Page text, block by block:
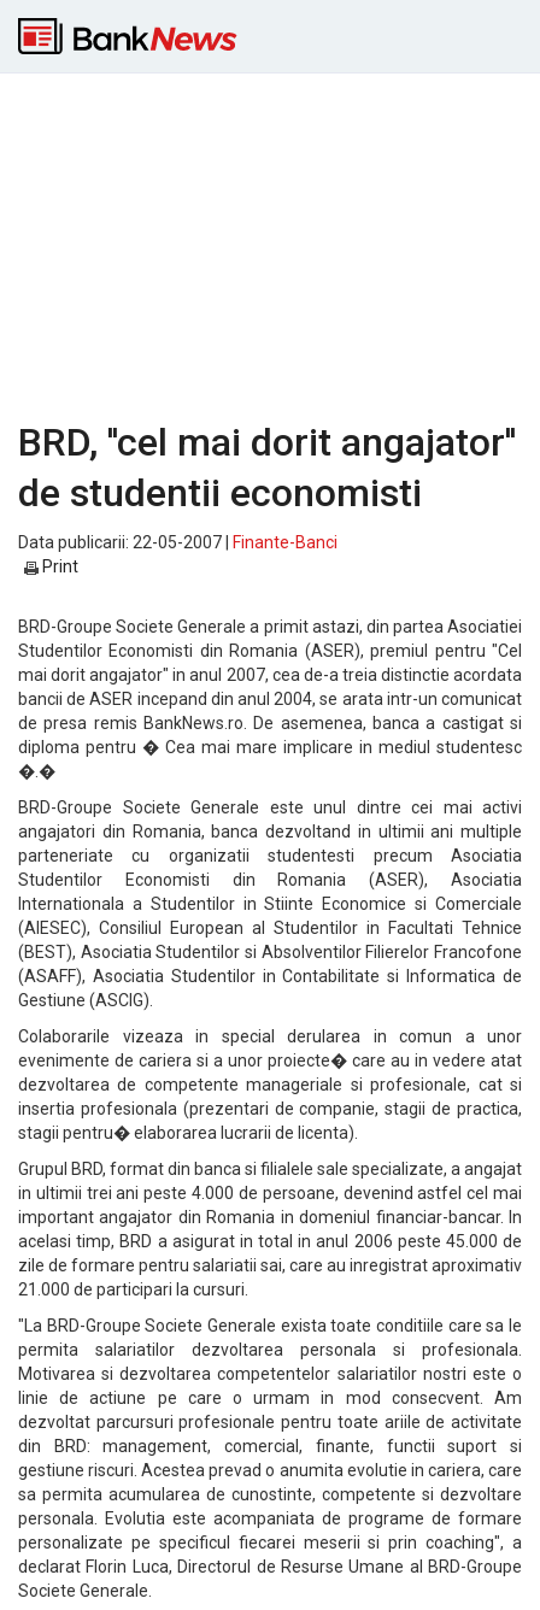
BRD, ''cel mai dorit angajator''
de studentii economisti
Data publicarii: 22-05-2007 |
Finante-Banci
Print
BRD-Groupe Societe Generale a primit astazi, din partea Asociatiei
Studentilor Economisti din Romania (ASER), premiul pentru "Cel
mai dorit angajator" in anul 2007, cea de-a treia distinctie acordata
bancii de ASER incepand din anul 2004, se arata intr-un comunicat
de presa remis BankNews.ro. De asemenea, banca a castigat si
diploma pentru � Cea mai mare implicare in mediul studentesc
�.�
BRD-Groupe Societe Generale este unul dintre cei mai activi
angajatori din Romania, banca dezvoltand in ultimii ani multiple
parteneriate cu organizatii studentesti precum Asociatia
Studentilor Economisti din Romania (ASER), Asociatia
Internationala a Studentilor in Stiinte Economice si Comerciale
(AIESEC), Consiliul European al Studentilor in Facultati Tehnice
(BEST), Asociatia Studentilor si Absolventilor Filierelor Francofone
(ASAFF), Asociatia Studentilor in Contabilitate si Informatica de
Gestiune (ASCIG).
Colaborarile vizeaza in special derularea in comun a unor
evenimente de cariera si a unor proiecte� care au in vedere atat
dezvoltarea de competente manageriale si profesionale, cat si
insertia profesionala (prezentari de companie, stagii de practica,
stagii pentru� elaborarea lucrarii de licenta).
Grupul BRD, format din banca si filialele sale specializate, a angajat
in ultimii trei ani peste 4.000 de persoane, devenind astfel cel mai
important angajator din Romania in domeniul financiar-bancar. In
acelasi timp, BRD a asigurat in total in anul 2006 peste 45.000 de
zile de formare pentru salariatii sai, care au inregistrat aproximativ
21.000 de participari la cursuri.
"La BRD-Groupe Societe Generale exista toate conditiile care sa le
permita salariatilor dezvoltarea personala si profesionala.
Motivarea si dezvoltarea competentelor salariatilor nostri este o
linie de actiune pe care o urmam in mod consecvent. Am
dezvoltat parcursuri profesionale pentru toate ariile de activitate
din BRD: management, comercial, finante, functii suport si
gestiune riscuri. Acestea prevad o anumita evolutie in cariera, care
sa permita acumularea de cunostinte, competente si dezvoltare
personala. Evolutia este acompaniata de programe de formare
personalizate pe specificul fiecarei meserii si prin coaching", a
declarat Florin Luca, Directorul de Resurse Umane al BRD-Groupe
Societe Generale.